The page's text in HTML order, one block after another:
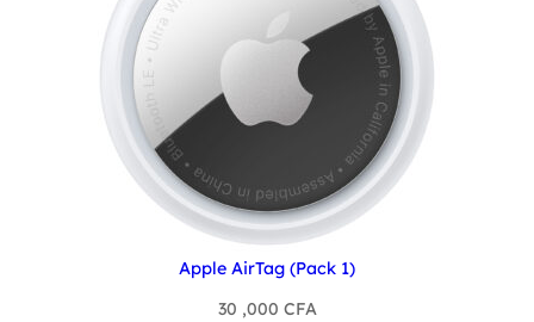
Apple AirTag (Pack 1)
30 ,000 CFA